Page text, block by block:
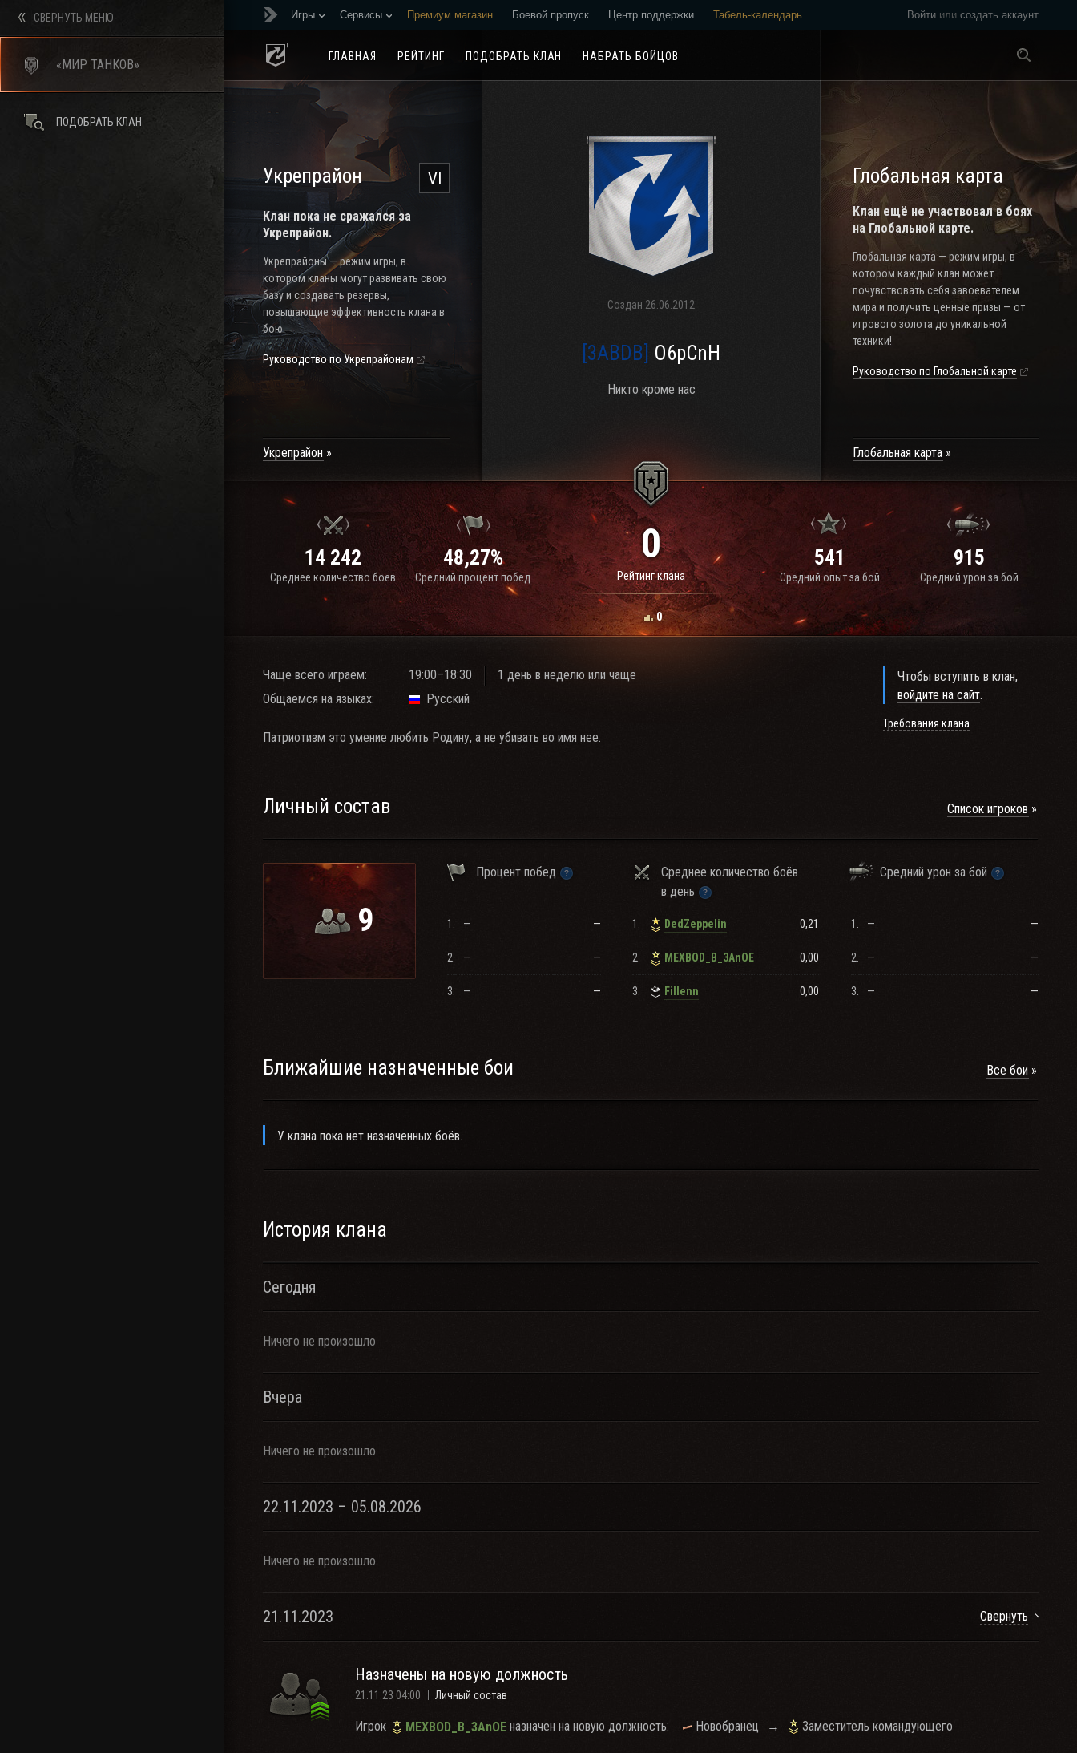
Войти или создать аккаунт
Игры Сервисы Премиум магазин Боевой пропуск Центр поддержки Табель-календарь
ГЛАВНАЯ РЕЙТИНГ ПОДОБРАТЬ КЛАН НАБРАТЬ БОЙЦОВ
VI
Укрепрайон
Клан пока не сражался за
Укрепрайон.
Укрепрайоны — режим игры, в
котором кланы могут развивать свою
базу и создавать резервы,
повышающие эффективность клана в
бою.
Руководство по Укрепрайонам
Укрепрайон
Создан 26.06.2012
[3ABDB] O6pCnH
Никто кроме нас
Глобальная карта
Клан ещё не участвовал в боях
на Глобальной карте.
Глобальная карта — режим игры, в
котором каждый клан может
почувствовать себя завоевателем
мира и получить ценные призы — от
игрового золота до уникальной
техники!
Руководство по Глобальной карте
Глобальная карта
14 242
Среднее количество боёв
48,27%
Средний процент побед
0
Рейтинг клана
0
541
Средний опыт за бой
915
Средний урон за бой
Чаще всего играем: 19:00–18:30
1 день в неделю или чаще
Общаемся на языках:
Русский
Патриотизм это умение любить Родину, а не убивать во имя нее.
Чтобы вступить в клан,
войдите на сайт.
Требования клана
Личный состав Список игроков
9
Процент побед
Среднее количество боёв
в день
Средний урон за бой
1. — —
2. — —
3. — —
1. DedZeppelin 0,21
2. MEXBOD_B_3AnOE 0,00
3. Fillenn 0,00
1. — —
2. — —
3. — —
Ближайшие назначенные бои Все бои
У клана пока нет назначенных боёв.
История клана
Сегодня
Ничего не произошло
Вчера
Ничего не произошло
22.11.2023 – 05.08.2026
Ничего не произошло
21.11.2023 Свернуть
Назначены на новую должность
21.11.23 04:00 Личный состав
Игрок MEXBOD_B_3AnOE назначен на новую должность: Новобранец → Заместитель командующего
СВЕРНУТЬ МЕНЮ
«МИР ТАНКОВ»
ПОДОБРАТЬ КЛАН